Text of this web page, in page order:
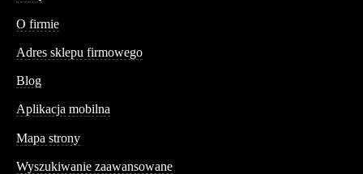
O firmie
Adres sklepu firmowego
Blog
Aplikacja mobilna
Mapa strony
Wyszukiwanie zaawansowane